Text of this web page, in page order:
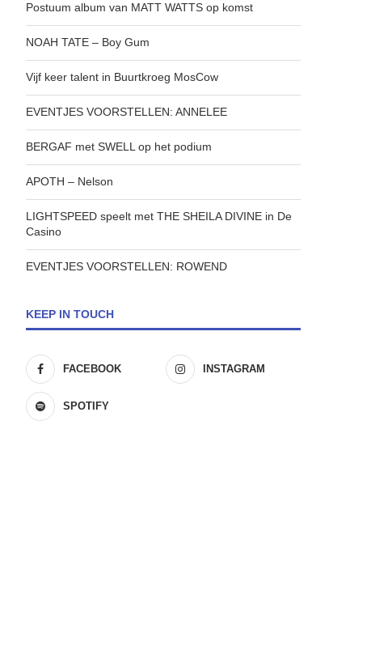
Postuum album van MATT WATTS op komst
NOAH TATE – Boy Gum
Vijf keer talent in Buurtkroeg MosCow
EVENTJES VOORSTELLEN: ANNELEE
BERGAF met SWELL op het podium
APOTH – Nelson
LIGHTSPEED speelt met THE SHEILA DIVINE in De
Casino
EVENTJES VOORSTELLEN: ROWEND
KEEP IN TOUCH
FACEBOOK INSTAGRAM
SPOTIFY